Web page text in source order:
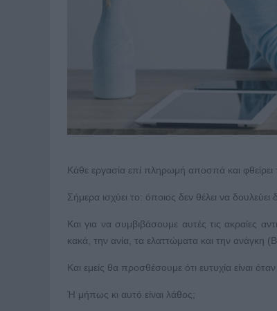
Κάθε εργασία επί πληρωμή αποσπά και φθείρει
Σήμερα ισχύει το: όποιος δεν θέλει να
Και για να συμβιβάσουμε αυτές τις ακραίες
κακά, την ανία, τα ελαττώματα και την ανάγκη
Και εμείς θα προσθέσουμε ότι ευτυχία είναι
Ή μήπως κι αυτό είναι λάθος;